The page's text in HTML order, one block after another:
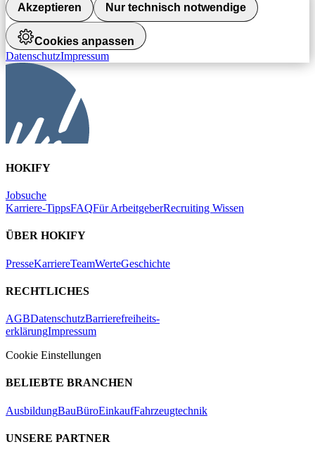
Akzeptieren Nur technisch notwendige
Cookies anpassen
DatenschutzImpressum
HOKIFY
Jobsuche
Karriere-TippsFAQFür ArbeitgeberRecruiting Wissen
ÜBER HOKIFY
PresseKarriereTeamWerteGeschichte
RECHTLICHES
AGBDatenschutzBarrierefreiheits-
erklärungImpressum
Cookie Einstellungen
BELIEBTE BRANCHEN
AusbildungBauBüroEinkaufFahrzeugtechnik
UNSERE PARTNER